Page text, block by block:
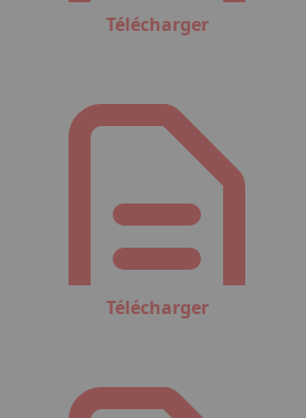
Télécharger
Télécharger